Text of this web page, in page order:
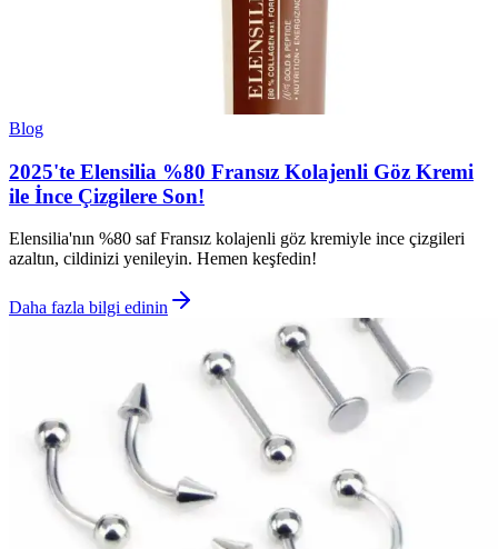
Blog
2025'te Elensilia %80 Fransız Kolajenli Göz Kremi
ile İnce Çizgilere Son!
Elensilia'nın %80 saf Fransız kolajenli göz kremiyle ince çizgileri
azaltın, cildinizi yenileyin. Hemen keşfedin!
Daha fazla bilgi edinin